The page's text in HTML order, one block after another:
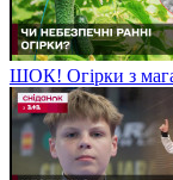
ШОК! Огірки з